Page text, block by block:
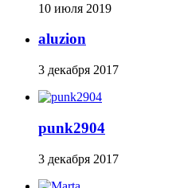
10 июля 2019
aluzion
3 декабря 2017
punk2904
3 декабря 2017